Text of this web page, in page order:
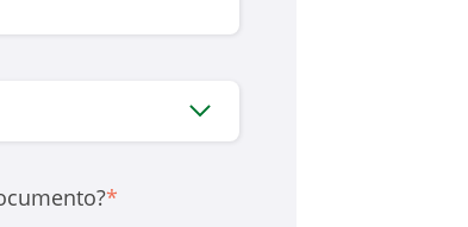
*